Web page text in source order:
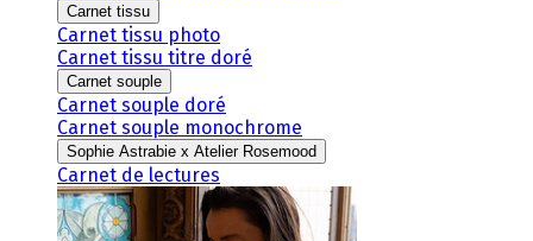
Carnet tissu
Carnet tissu photo
Carnet tissu titre doré
Carnet souple
Carnet souple doré
Carnet souple monochrome
Sophie Astrabie x Atelier Rosemood
Carnet de lectures